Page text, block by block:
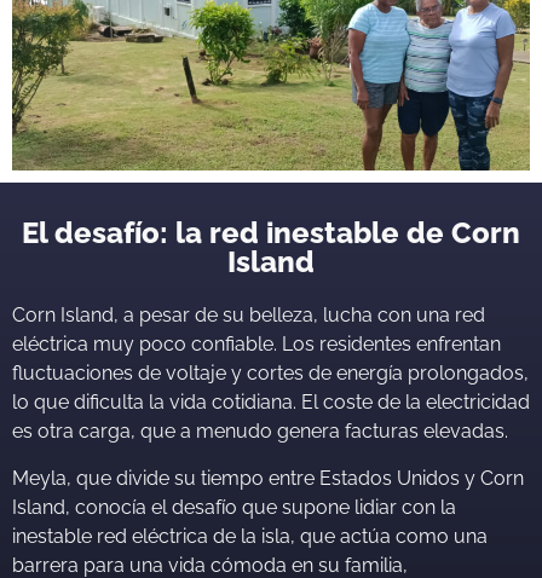
El desafío: la red inestable de Corn
Island
Corn Island, a pesar de su belleza, lucha con una red
eléctrica muy poco confiable. Los residentes enfrentan
fluctuaciones de voltaje y cortes de energía prolongados,
lo que dificulta la vida cotidiana. El coste de la electricidad
es otra carga, que a menudo genera facturas elevadas.
Meyla, que divide su tiempo entre Estados Unidos y Corn
Island, conocía el desafío que supone lidiar con la
inestable red eléctrica de la isla, que actúa como una
barrera para una vida cómoda en su familia,